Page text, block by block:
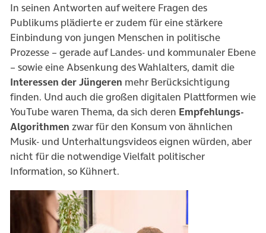
In seinen Antworten auf weitere Fragen des
Publikums plädierte er zudem für eine stärkere
Einbindung von jungen Menschen in politische
Prozesse – gerade auf Landes- und kommunaler Ebene
– sowie eine Absenkung des Wahlalters, damit die
Interessen der Jüngeren mehr Berücksichtigung
finden. Und auch die großen digitalen Plattformen wie
YouTube waren Thema, da sich deren Empfehlungs-
Algorithmen zwar für den Konsum von ähnlichen
Musik- und Unterhaltungsvideos eignen würden, aber
nicht für die notwendige Vielfalt politischer
Information, so Kühnert.